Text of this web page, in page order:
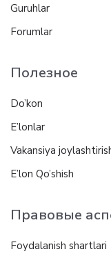
Guruhlar
Forumlar
Полезное
Do’kon
E’lonlar
Vakansiya
E’lon Qo’shish
Правовые
Foydalanish shartlari